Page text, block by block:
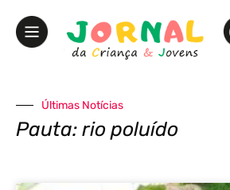
Últimas Notícias
Pauta: rio poluído